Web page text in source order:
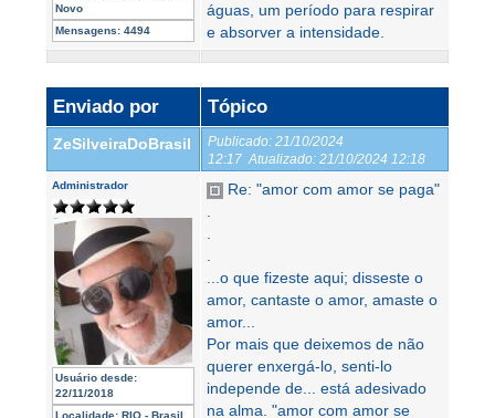
Novo
Mensagens: 4494
águas, um período para respirar
e absorver a intensidade.
Enviado por Tópico
ZeSilveiraDoBrasil Publicado: 21/10/2024
12:17 Atualizado: 21/10/2024 12:18
Administrador
Usuário desde:
22/11/2018
Localidade: RIO - Brasil
Re: "amor com amor se paga"
...o que fizeste aqui; disseste o
amor, cantaste o amor, amaste o
amor...
Por mais que deixemos de não
querer enxergá-lo, senti-lo
independe de... está adesivado
na alma. "amor com amor se